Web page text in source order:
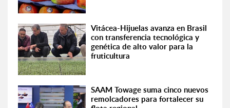
Vitácea-Hijuelas avanza en Brasil
con transferencia tecnológica y
genética de alto valor para la
fruticultura
SAAM Towage suma cinco nuevos
remolcadores para fortalecer su